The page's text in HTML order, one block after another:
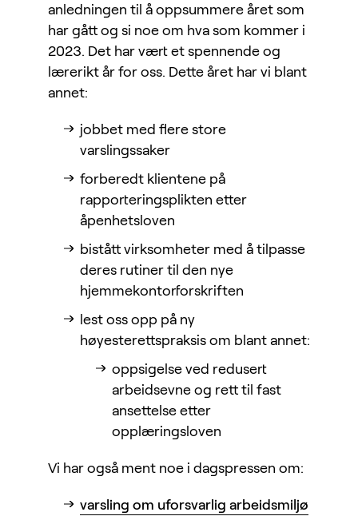
anledningen til å oppsummere året som
har gått og si noe om hva som kommer i
2023. Det har vært et spennende og
lærerikt år for oss. Dette året har vi blant
annet:
jobbet med flere store
varslingssaker
forberedt klientene på
rapporteringsplikten etter
åpenhetsloven
bistått virksomheter med å tilpasse
deres rutiner til den nye
hjemmekontorforskriften
lest oss opp på ny
høyesterettspraksis om blant annet:
oppsigelse ved redusert
arbeidsevne og rett til fast
ansettelse etter
opplæringsloven
Vi har også ment noe i dagspressen om:
varsling om uforsvarlig arbeidsmiljø